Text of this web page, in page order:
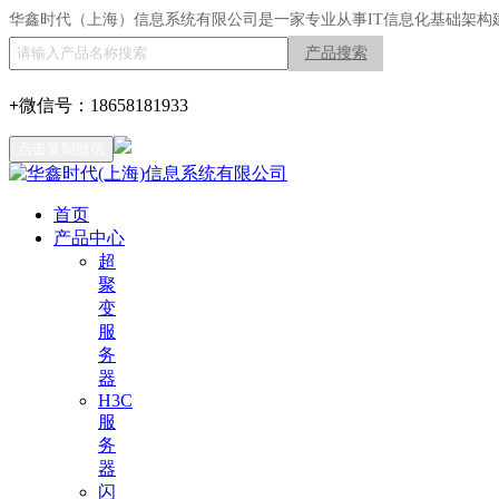
华鑫时代（上海）信息系统有限公司是一家专业从事IT信息化基础架构
产品搜索
+微信号： 18658181933
首页
产品中心
超
聚
变
服
务
器
H3C
服
务
器
闪